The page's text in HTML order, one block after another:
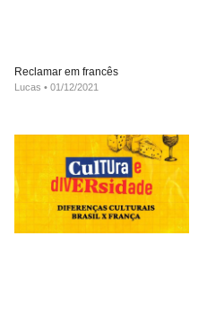
Reclamar em francês
Lucas 01/12/2021